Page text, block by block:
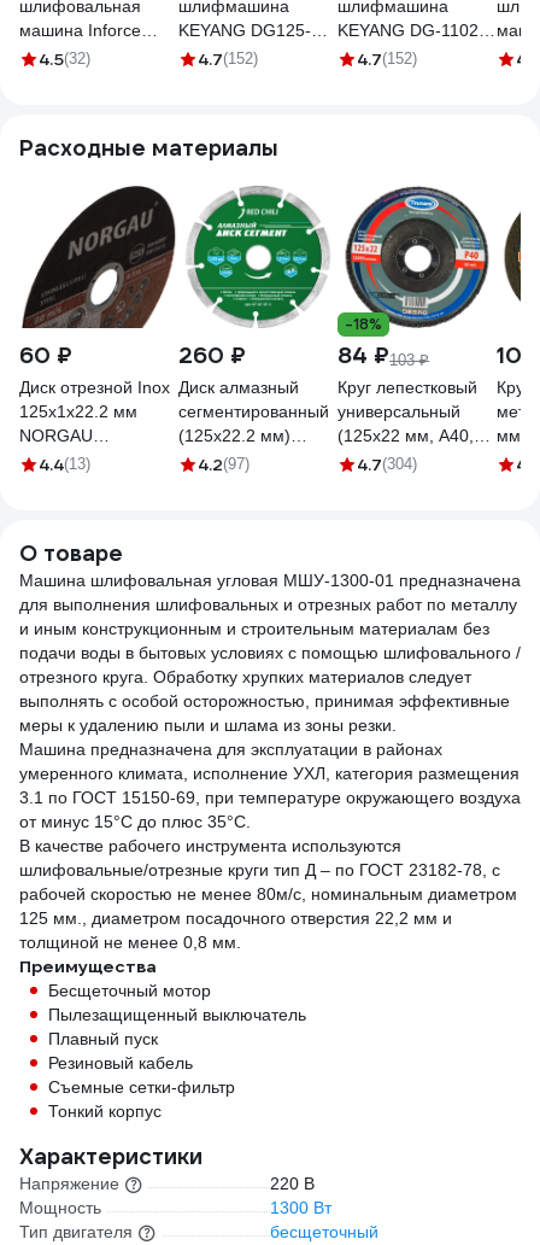
шлифовальная
машина Inforce
AG5015ACS-BL
4.5(32)
шлифмашина
KEYANG DG125-
15S 125 мм
4.7(152)
шлифмашина
KEYANG DG-1102C
125 мм
4.7(152)
(CS)
4.9
Расходные материалы
60 ₽
Диск отрезной Inox
125x1x22.2 мм
NORGAU
083305125
4.4(13)
260 ₽
Диск алмазный
сегментированный
(125х22.2 мм)
REDCHILI 07-07-07-
4.2(97)
-18%
84 ₽103 ₽
Круг лепестковый
универсальный
(125х22 мм, А40,
14А) Tsunami КЛТ1
4.7(304)
Круг
мм;
БУ4.7
О товаре
Машина шлифовальная угловая МШУ-1300-01 предназначена
для выполнения шлифовальных и отрезных работ по металлу
и иным конструкционным и строительным материалам без
подачи воды в бытовых условиях с помощью шлифовального /
отрезного круга. Обработку хрупких материалов следует
выполнять с особой осторожностью, принимая эффективные
меры к удалению пыли и шлама из зоны резки.
Машина предназначена для эксплуатации в районах
умеренного климата, исполнение УХЛ, категория размещения
3.1 по ГОСТ 15150-69, при температуре окружающего воздуха
от минус 15°С до плюс 35°С.
В качестве рабочего инструмента используются
шлифовальные/отрезные круги тип Д – по ГОСТ 23182-78, с
рабочей скоростью не менее 80м/с, номинальным диаметром
125 мм., диаметром посадочного отверстия 22,2 мм и
толщиной не менее 0,8 мм.
Преимущества
Бесщеточный мотор
Пылезащищенный выключатель
Плавный пуск
Резиновый кабель
Съемные сетки-фильтр
Тонкий корпус
Характеристики
Напряжение
220 В
Мощность
1300 Вт
Тип двигателя
бесщеточный